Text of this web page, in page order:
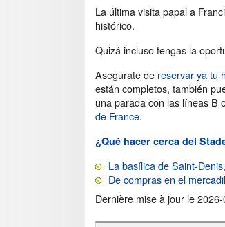
La última visita papal a
histórico.
Quizá incluso tengas la
Asegúrate de reservar ya tu
están completos, también
una parada con las líneas B
de France.
¿Qué hacer cerca del
La basílica de Saint-
De compras en el
Dernière mise à jour le